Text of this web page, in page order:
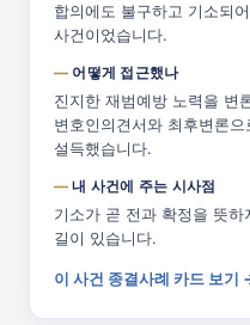
합의에도 불구하고 기소되
사건이었습니다.
어떻게 접근했나
진지한 재범예방 노력을 변
변호인의견서와 최후변론
설득했습니다.
내 사건에 주는 시사점
기소가 곧 전과 확정을 뜻
길이 있습니다.
이 사건 종결사례 카드 보기